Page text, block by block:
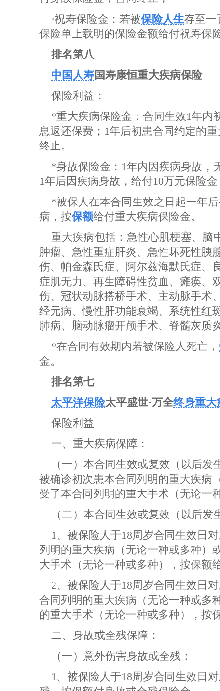
·祝寿保险金：若被保险人生存至一
保险单上载明的保险金额给付祝寿保
排名第八
中国人寿国寿康恒重大疾病保险
保险利益：
*重大疾病保险金：合同生效1年内
息返还保费；1年后初患合同约定的
终止。
*身故保险金：1年内因疾病身故，
1年后因疾病身故，给付10万元保险
*被保人在本合同生效之日起一年
病，按保额给付重大疾病保险金。
重大疾病包括：急性心肌梗塞、脑
肿瘤、急性重症肝炎、急性坏死性胰
伤、帕金森氏症、阿尔兹海默氏症、
症肌无力、再生障碍性贫血、瘫痪、
伤、冠状动脉搭桥手术、主动脉手术
经元病、慢性肝功能衰竭、系统性红
肺病、脑动脉瘤开颅手术、脊髓灰质
*在合同有效期内若被保险人死亡，
金。
排名第七
太平洋保险太平盛世·万全终身重大
保险利益
一、重大疾病保障：
（一）本合同生效或复效（以后
被确诊初次患本合同列明的重大疾病
受了本合同列明的重大手术（无论一
（二）本合同生效或复效（以后发
1、被保险人于18周岁合同生效日
列明的重大疾病（无论一种或多种）
大手术（无论一种或多种），按保额
2、被保险人于18周岁合同生效日
合同列明的重大疾病（无论一种或多
的重大手术（无论一种或多种），按
二、身故或全残保障：
（一）意外伤害身故或全残：
1、被保险人于18周岁合同生效日